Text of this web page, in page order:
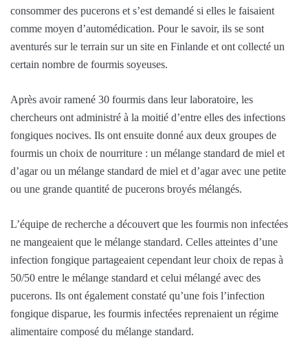
consommer des pucerons et s’est demandé si elles le faisaient
comme moyen d’automédication. Pour le savoir, ils se sont
aventurés sur le terrain sur un site en Finlande et ont collecté un
certain nombre de fourmis soyeuses.
Après avoir ramené 30 fourmis dans leur laboratoire, les
chercheurs ont administré à la moitié d’entre elles des infections
fongiques nocives. Ils ont ensuite donné aux deux groupes de
fourmis un choix de nourriture : un mélange standard de miel et
d’agar ou un mélange standard de miel et d’agar avec une petite
ou une grande quantité de pucerons broyés mélangés.
L’équipe de recherche a découvert que les fourmis non infectées
ne mangeaient que le mélange standard. Celles atteintes d’une
infection fongique partageaient cependant leur choix de repas à
50/50 entre le mélange standard et celui mélangé avec des
pucerons. Ils ont également constaté qu’une fois l’infection
fongique disparue, les fourmis infectées reprenaient un régime
alimentaire composé du mélange standard.